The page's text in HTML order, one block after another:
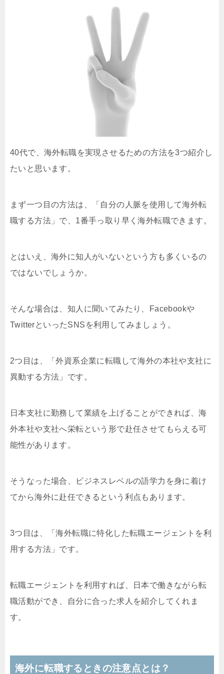
40代で、海外転職を実現させるための方法を3つ紹介し
たいと思います。
まず一つ目の方法は、「自分の人脈を使用して海外転
職する方法」で、1番手っ取り早く海外転職できます。
とはいえ、海外に知人がいないという方も多くいるの
ではないでしょうか。
そんな場合は、知人に聞いてみたり、Facebookや
TwitterといったSNSを利用してみましょう。
2つ目は、「外資系企業に転職して海外の本社や支社に
異動する方法」です。
日本支社に勤務して業績を上げることができれば、海
外本社や支社へ栄転という形で赴任させてもらえる可
能性があります。
そうなった場合、ビジネスレベルの語学力を身に着け
てから海外に赴任できるという利点もあります。
3つ目は、「海外転職に特化した転職エージェントを利
用する方法」です。
転職エージェントを利用すれば、日本で働きながら転
職活動ができ、自分に合った求人を紹介してくれま
す。
海外に転職するときの注意点とは？